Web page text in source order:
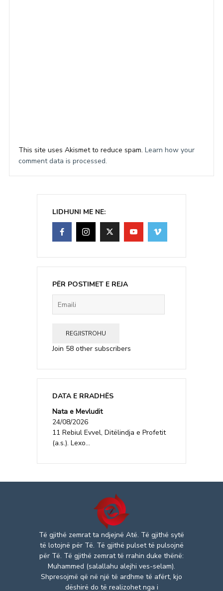
This site uses Akismet to reduce spam. Learn how your
comment data is processed.
LIDHUNI ME NE:
PËR POSTIMET E REJA
REGJISTROHU
Join 58 other subscribers
DATA E RRADHËS
Nata e Mevludit
24/08/2026
11 Rebiul Evvel, Ditëlindja e Profetit
(a.s.). Lexo...
Të gjithë zemrat ta ndjejnë Atë. Të gjithë sytë
të lotojnë për Të. Të gjithë pulset të pulsojnë
për Të. Të gjithë zemrat të rrahin duke thënë:
Muhammed (salallahu alejhi ves-selam).
Shpresojmë që në një të ardhme të afërt, kjo
dëshirë do të realizohet nga i